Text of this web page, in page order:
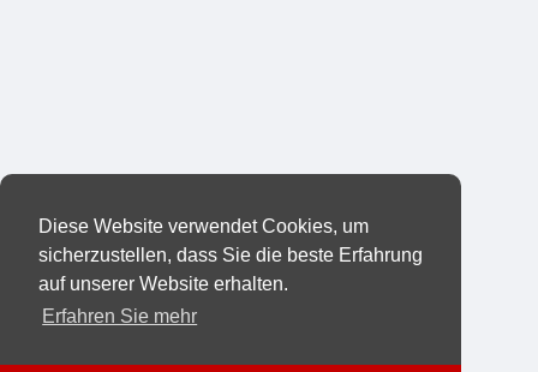
Diese Website verwendet Cookies, um
sicherzustellen, dass Sie die beste Erfahrung
auf unserer Website erhalten.
Erfahren Sie mehr